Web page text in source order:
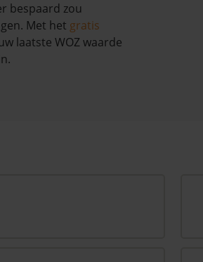
bespaard zou
Met het gratis
laatste WOZ waarde